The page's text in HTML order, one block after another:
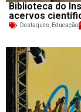
Biblioteca do
acervos
Destaques, Educação